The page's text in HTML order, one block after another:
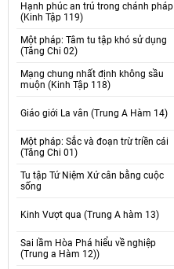
Hạnh phúc an trú trong chánh pháp
(Kinh Tập 119)
Một pháp: Tâm tu tập khó sử dụng
(Tăng Chi 02)
Mạng chung nhất định không sầu
muộn (Kinh Tập 118)
Giáo giới La vân (Trung A Hàm 14)
Một pháp: Sắc và đoạn trừ triền cái
(Tăng Chi 01)
Tu tập Tứ Niệm Xứ cân bằng cuộc
sống
Kinh Vượt qua (Trung A hàm 13)
Sai lầm Hòa Phá hiểu về nghiệp
(Trung a Hàm 12))